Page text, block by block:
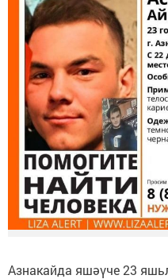
Азнакайда яшәүче 23